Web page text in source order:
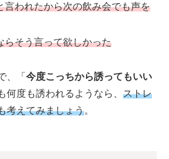
言われたから次の飲み会でも声を
らそう言って欲しかった
、「 今度こっちから誘ってもいい
何度も誘われるようなら、 ストレ
考えてみましょう。